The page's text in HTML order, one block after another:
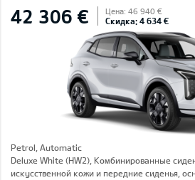
42 306 € Цена: 46 940 €
Скидка: 4 634 €
Petrol, Automatic
Deluxe White (HW2), Комбинированные
искусственной кожи и передние сиденья,